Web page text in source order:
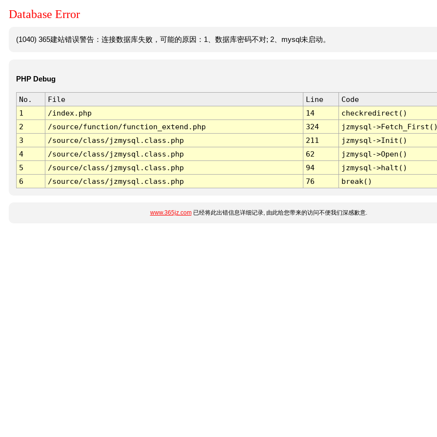
Database Error
(1040) 365建站错误警告：连接数据库失败，可能的原因：1、数据库密码不对; 2、mysql未启动。
PHP Debug
No. File Line
Code
1
/index.php 14
checkredirect()
2
/source/function/function_extend.php 324
jzmysql-
3
/source/class/jzmysql.class.php 211
jzmysql->Init()
4
/source/class/jzmysql.class.php 62
jzmysql->Open()
5
/source/class/jzmysql.class.php 94
jzmysql->halt()
6
/source/class/jzmysql.class.php 76 break()
www.365jz.com已经将此出错信息详细记录, 由此给您带来的访问不便我们深感歉意.